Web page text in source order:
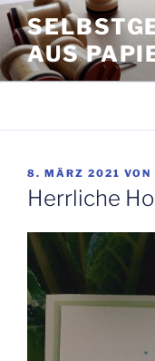
Zum
Inhalt
springen
AUS
VERÖFFENTLICHT
AM
8. MÄRZ 2021 VON
Herrliche